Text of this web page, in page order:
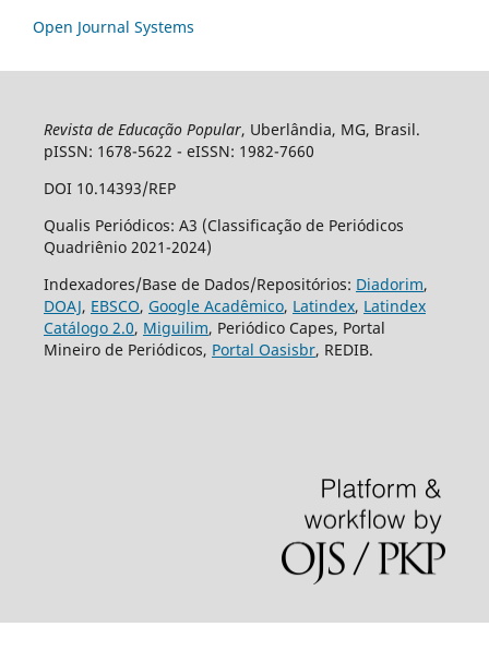
Open Journal Systems
Revista de Educação Popular, Uberlândia, MG, Brasil.
pISSN: 1678-5622 - eISSN: 1982-7660
DOI 10.14393/REP
Qualis Periódicos: A3 (Classificação de Periódicos
Quadriênio 2021-2024)
Indexadores/Base de Dados/Repositórios: Diadorim,
DOAJ, EBSCO, Google Acadêmico, Latindex, Latindex
Catálogo 2.0, Miguilim, Periódico Capes, Portal
Mineiro de Periódicos, Portal Oasisbr, REDIB.